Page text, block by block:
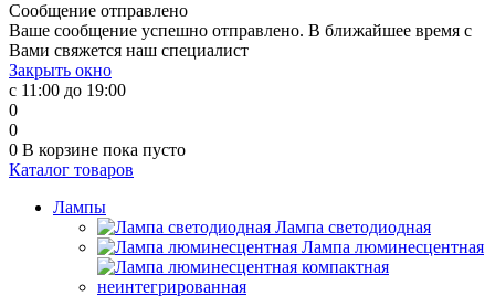
Сообщение отправлено
Ваше сообщение успешно отправлено. В ближайшее время с
Вами свяжется наш специалист
Закрыть окно
с 11:00 до 19:00
0
0
0 В корзине пока пусто
Каталог товаров
Лампы
Лампа светодиодная
Лампа люминесцентная